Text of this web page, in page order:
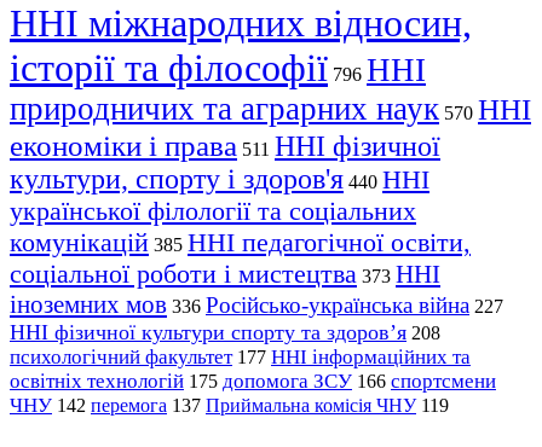
ННІ міжнародних відносин,
історії та філософії 796 ННІ
природничих та аграрних наук 570 ННІ
економіки і права 511 ННІ фізичної
культури, спорту і здоров'я 440 ННІ
української філології та соціальних
комунікацій 385 ННІ педагогічної освіти,
соціальної роботи і мистецтва 373 ННІ
іноземних мов 336 Російсько-українська війна 227
ННІ фізичної культури спорту та здоров’я 208
психологічний факультет 177 ННІ інформаційних та
освітніх технологій 175 допомога ЗСУ 166 спортсмени
ЧНУ 142 перемога 137 Приймальна комісія ЧНУ 119